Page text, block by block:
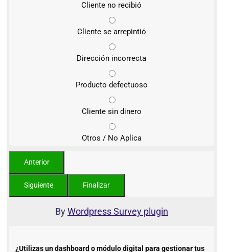
Cliente no recibió
Cliente se arrepintió
Dirección incorrecta
Producto defectuoso
Cliente sin dinero
Otros / No Aplica
ByWordpress Survey plugin
¿Utilizas un dashboard o módulo digital para gestionar tus